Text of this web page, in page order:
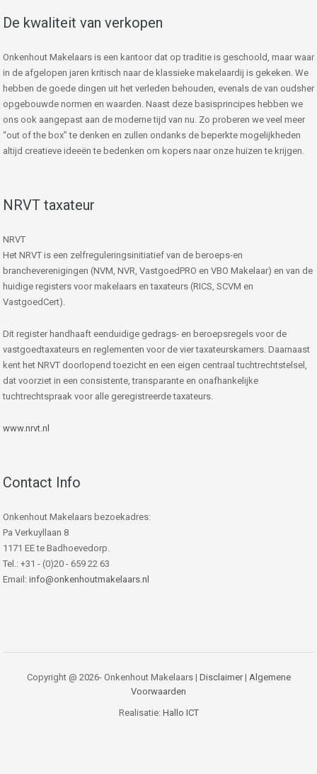
De kwaliteit van verkopen
Onkenhout Makelaars is een kantoor dat op traditie is geschoold, maar waar
in de afgelopen jaren kritisch naar de klassieke makelaardij is gekeken. We
hebben de goede dingen uit het verleden behouden, evenals de van oudsher
opgebouwde normen en waarden. Naast deze basisprincipes hebben we
ons ook aangepast aan de moderne tijd van nu. Zo proberen we veel meer
“out of the box” te denken en zullen ondanks de beperkte mogelijkheden
altijd creatieve ideeën te bedenken om kopers naar onze huizen te krijgen.
NRVT taxateur
NRVT
Het NRVT is een zelfreguleringsinitiatief van de beroeps-en
brancheverenigingen (NVM, NVR, VastgoedPRO en VBO Makelaar) en van de
huidige registers voor makelaars en taxateurs (RICS, SCVM en
VastgoedCert).
Dit register handhaaft eenduidige gedrags- en beroepsregels voor de
vastgoedtaxateurs en reglementen voor de vier taxateurskamers. Daarnaast
kent het NRVT doorlopend toezicht en een eigen centraal tuchtrechtstelsel,
dat voorziet in een consistente, transparante en onafhankelijke
tuchtrechtspraak voor alle geregistreerde taxateurs.
www.nrvt.nl
Contact Info
Onkenhout Makelaars bezoekadres:
Pa Verkuyllaan 8
1171 EE te Badhoevedorp.
Tel.: +31 - (0)20 - 659 22 63
Email: info@onkenhoutmakelaars.nl
Copyright @ 2026- Onkenhout Makelaars | Disclaimer| Algemene
Voorwaarden
Realisatie: Hallo ICT